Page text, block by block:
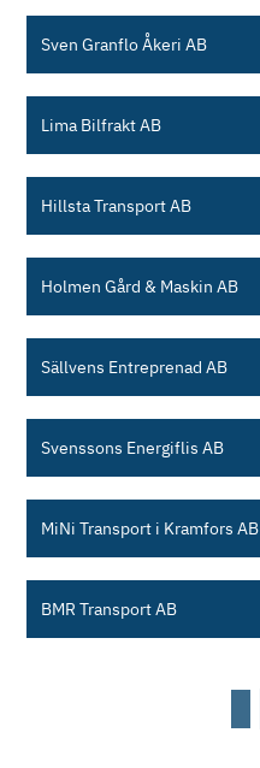
Sven Granflo Åkeri AB
Lima Bilfrakt AB
Hillsta Transport AB
Holmen Gård & Maskin AB
Sällvens Entreprenad AB
Svenssons Energiflis AB
MiNi Transport i Kramfors AB
BMR Transport AB